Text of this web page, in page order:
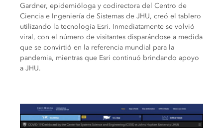
Gardner, epidemióloga y codirectora del Centro de
Ciencia e Ingeniería de Sistemas de JHU, creó el tablero
utilizando la tecnología Esri. Inmediatamente se volvió
viral, con el número de visitantes disparándose a medida
que se convirtió en la referencia mundial para la
pandemia, mientras que Esri continuó brindando apoyo
a JHU.